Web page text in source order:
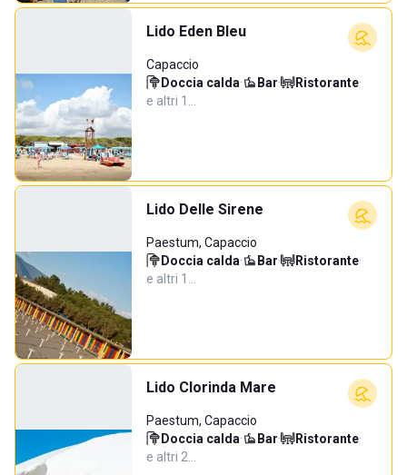
Lido Eden Bleu
Capaccio
Doccia calda· Bar· Ristorante·
e altri 1…
Lido Delle Sirene
Paestum, Capaccio
Doccia calda· Bar· Ristorante·
e altri 1…
Lido Clorinda Mare
Paestum, Capaccio
Doccia calda· Bar· Ristorante·
e altri 2…